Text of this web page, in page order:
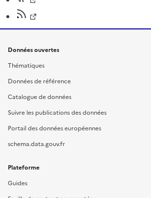
Données ouvertes
Thématiques
Données de référence
Catalogue de données
Suivre les publications des données
Portail des données européennes
schema.data.gouv.fr
Plateforme
Guides